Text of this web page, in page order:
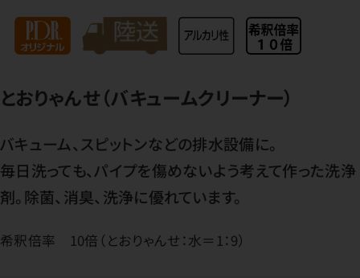
とおりゃんせ（バキュームクリーナー）
バキューム、スピットンなどの排水設備に。
毎日洗っても、パイプを傷めないよう考えて作った洗浄
剤。除菌、消臭、洗浄に優れています。
希釈倍率 10倍（とおりゃんせ：水＝1：9）